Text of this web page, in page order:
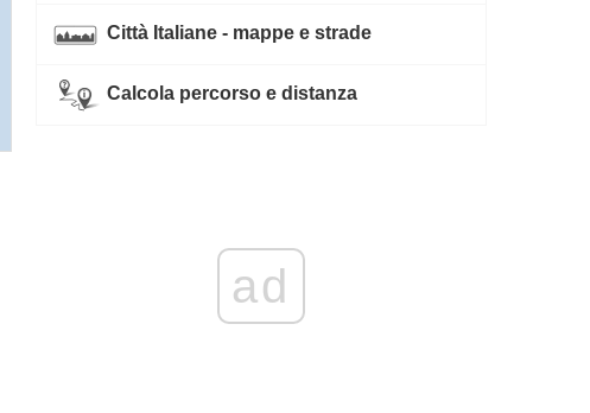
Città Italiane - mappe e strade
Calcola percorso e distanza
ad